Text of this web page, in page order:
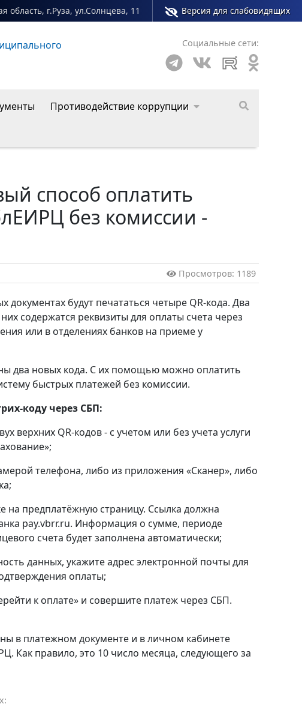
область, г.Руза, ул.Солнцева, 11 Версия для слабовидящих
округа Социальные сети:
Противодействие коррупции
способ оплатить
без комиссии -
Просмотров: 1189
документах будут печататься четыре QR-кода. Два
содержатся реквизиты для оплаты счета через
или в отделениях банков на приеме у
два новых кода. С их помощью можно оплатить
быстрых платежей без комиссии.
коду через СБП:
верхних QR-кодов - с учетом или без учета услуги
телефона, либо из приложения «Сканер», либо
на предплатёжную страницу. Ссылка должна
pay.vbrr.ru. Информация о сумме, периоде
счета будет заполнена автоматически;
данных, укажите адрес электронной почты для
оплаты;
к оплате» и совершите платеж через СБП.
в платежном документе и в личном кабинете
Как правило, это 10 число месяца, следующего за